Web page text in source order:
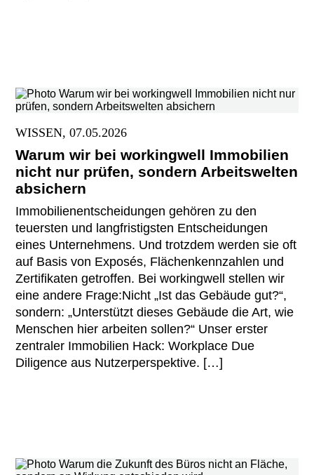
WISSEN, 07.05.2026
Warum wir bei workingwell Immobilien
nicht nur prüfen, sondern Arbeitswelten
absichern
Immobilienentscheidungen gehören zu den
teuersten und langfristigsten Entscheidungen
eines Unternehmens. Und trotzdem werden sie oft
auf Basis von Exposés, Flächenkennzahlen und
Zertifikaten getroffen. Bei workingwell stellen wir
eine andere Frage:Nicht „Ist das Gebäude gut?“,
sondern: „Unterstützt dieses Gebäude die Art, wie
Menschen hier arbeiten sollen?“ Unser erster
zentraler Immobilien Hack: Workplace Due
Diligence aus Nutzerperspektive. […]